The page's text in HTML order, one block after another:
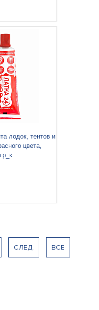
лодок, тентов и
цвета,
СЛЕД. ВСЕ